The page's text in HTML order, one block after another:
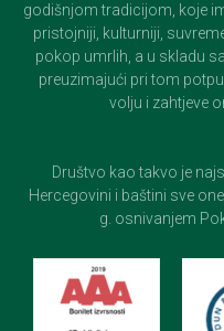
godišnjom tradicijom, koje
pristojniji, kulturniji,
pokop umrlih, a u skladu
preuzimajući pri tom
volju i zahtjeve
Društvo kao takvo je
Hercegovini i baštini sve
g. osnivanjem